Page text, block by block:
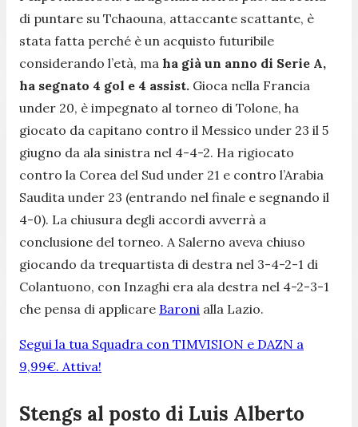
di puntare su Tchaouna, attaccante scattante, è
stata fatta perché è un acquisto futuribile
considerando l’età, ma ha già un anno di Serie A,
ha segnato 4 gol e 4 assist. Gioca nella Francia
under 20, è impegnato al torneo di Tolone, ha
giocato da capitano contro il Messico under 23 il 5
giugno da ala sinistra nel 4-4-2. Ha rigiocato
contro la Corea del Sud under 21 e contro l’Arabia
Saudita under 23 (entrando nel finale e segnando il
4-0). La chiusura degli accordi avverrà a
conclusione del torneo. A Salerno aveva chiuso
giocando da trequartista di destra nel 3-4-2-1 di
Colantuono, con Inzaghi era ala destra nel 4-2-3-1
che pensa di applicare Baroni alla Lazio.
Segui la tua Squadra con TIMVISION e DAZN a
9,99€. Attiva!
Stengs al posto di Luis Alberto